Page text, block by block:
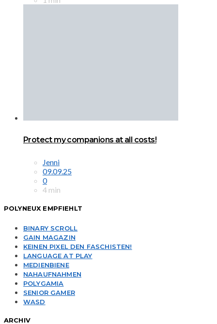
Protect my companions at all costs!
Jenni
09.09.25
0
4 min
POLYNEUX EMPFIEHLT
BINARY SCROLL
GAIN MAGAZIN
KEINEN PIXEL DEN FASCHISTEN!
LANGUAGE AT PLAY
MEDIENBIENE
NAHAUFNAHMEN
POLYGAMIA
SENIOR GAMER
WASD
ARCHIV